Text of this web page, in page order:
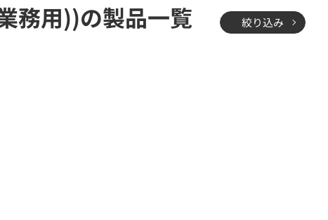
務用))の製品一覧 絞り込み